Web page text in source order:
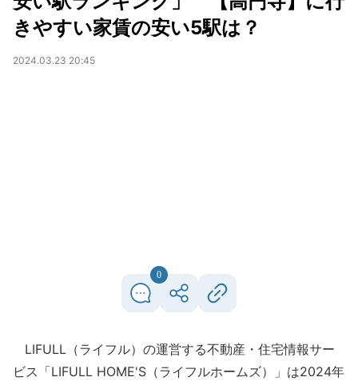
きやすい家賃の安い5駅は？
2024.03.23 20:45
0
LIFULL（ライフル）の運営する不動産・住宅情報サー
ビス「LIFULL HOME'S（ライフルホームズ）」は2024年